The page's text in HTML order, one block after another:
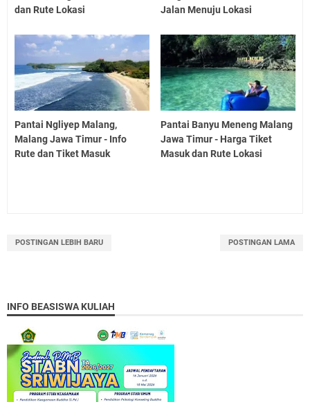
dan Rute Lokasi
Jalan Menuju Lokasi
Pantai Ngliyep Malang,
Malang Jawa Timur - Info
Rute dan Tiket Masuk
Pantai Banyu Meneng Malang
Jawa Timur - Harga Tiket
Masuk dan Rute Lokasi
POSTINGAN LEBIH BARU POSTINGAN LAMA
INFO BEASISWA KULIAH